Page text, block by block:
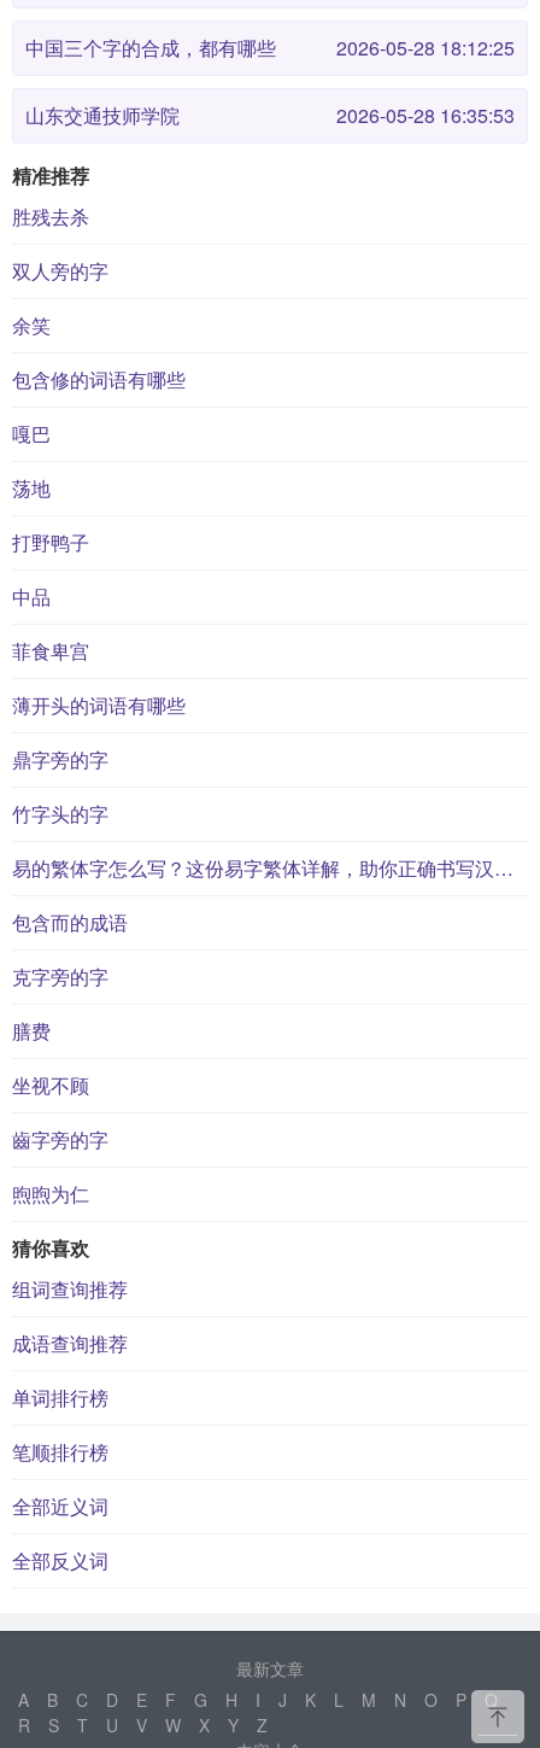
中国三个字的合成，都有哪些 2026-05-28 18:12:25
山东交通技师学院 2026-05-28 16:35:53
精准推荐
胜残去杀
双人旁的字
余笑
包含修的词语有哪些
嘎巴
荡地
打野鸭子
中品
菲食卑宫
薄开头的词语有哪些
鼎字旁的字
竹字头的字
易的繁体字怎么写？这份易字繁体详解，助你正确书写汉字_汉字繁体学习
包含而的成语
克字旁的字
膳费
坐视不顾
齒字旁的字
煦煦为仁
猜你喜欢
组词查询推荐
成语查询推荐
单词排行榜
笔顺排行榜
全部近义词
全部反义词
最新文章
A
B C D E F G H I J K L M N O P
Q
R
S T U V W X Y
Z